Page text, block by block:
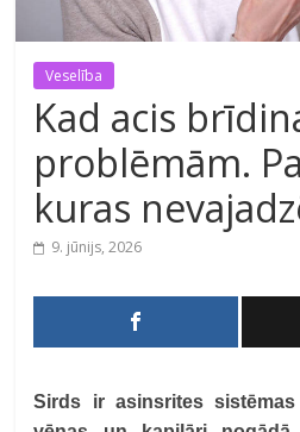
Veselība
Kad acis
problēmām.
kuras
9. jūnijs, 2026
Sirds ir asinsrites